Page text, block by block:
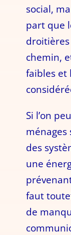
social,
part que
droitières
chemin,
faibles et
Si l’on
des
une
faut
de